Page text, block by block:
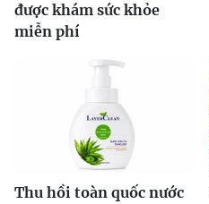
được khám sức khỏe
miễn phí
Thu hồi toàn quốc nước